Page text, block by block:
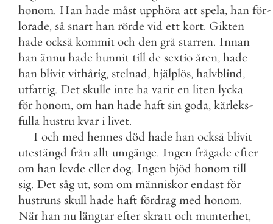
honom. Han hade måst upphöra att spela, han för-
lorade, så snart han rörde vid ett kort. Gikten
hade också kommit och den grå starren. Innan
han ännu hade hunnit till de sextio åren, hade
han blivit vithårig, stelnad, hjälplös, halvblind,
utfattig. Det skulle inte ha varit en liten lycka
för honom, om han hade haft sin goda, kärleks-
fulla hustru kvar i livet.
I och med hennes död hade han också blivit
utestängd från allt umgänge. Ingen frågade efter
om han levde eller dog. Ingen bjöd honom till
sig. Det såg ut, som om människor endast för
hustruns skull hade haft fördrag med honom.
När han nu längtar efter skratt och munterhet,